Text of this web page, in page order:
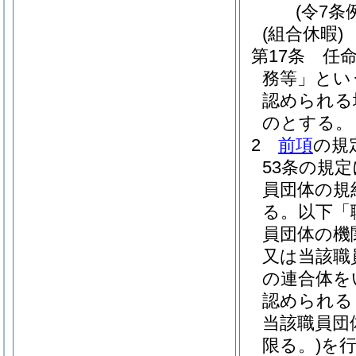
(令7条
(組合休暇)
第17条
任
務等」とい
認められ
のとする。
2
前項の規
53条の規
員団体の
る。以下
員団体の
又は当該
の連合体
認められ
当該職員
限る。)を